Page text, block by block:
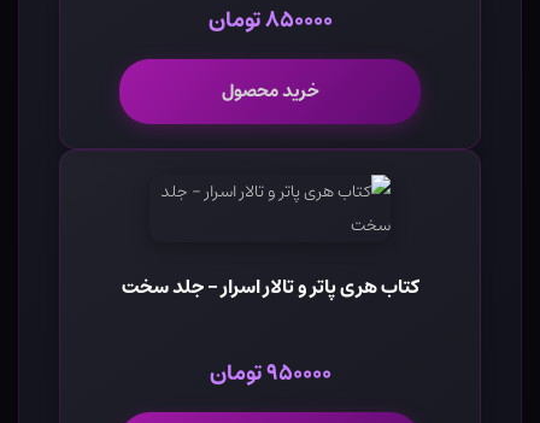
۸۵۰۰۰۰ تومان
خرید محصول
کتاب هری پاتر و تالار اسرار - جلد سخت
۹۵۰۰۰۰ تومان